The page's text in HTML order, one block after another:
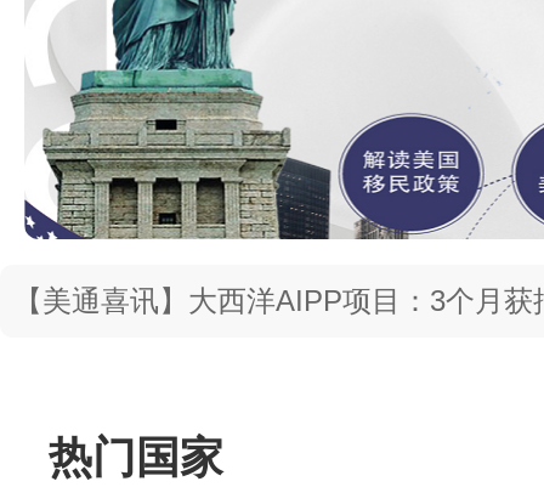
【美通喜讯】大西洋AIPP项目：3个月
热门国家